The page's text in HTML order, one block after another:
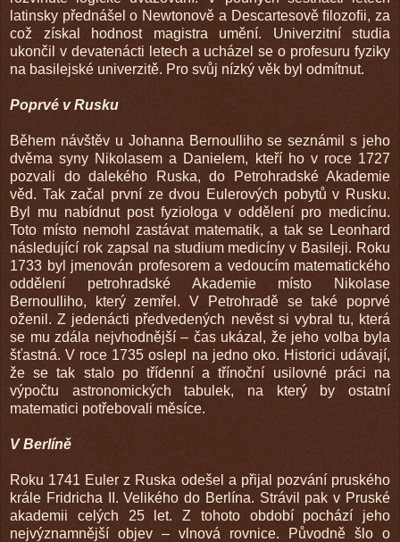
latinsky přednášel o Newtonově a Descartesově ﬁlozoﬁi, za
což získal hodnost magistra umění. Univerzitní studia
ukončil v devatenácti letech a ucházel se o profesuru fyziky
na basilejské univerzitě. Pro svůj nízký věk byl odmítnut.
Poprvé v Rusku
Během návštěv u Johanna Bernoulliho se seznámil s jeho
dvěma syny Nikolasem a Danielem, kteří ho v roce 1727
pozvali do dalekého Ruska, do Petrohradské Akademie
věd. Tak začal první ze dvou Eulerových pobytů v Rusku.
Byl mu nabídnut post fyziologa v oddělení pro medicínu.
Toto místo nemohl zastávat matematik, a tak se Leonhard
následující rok zapsal na studium medicíny v Basileji. Roku
1733 byl jmenován profesorem a vedoucím matematického
oddělení petrohradské Akademie místo Nikolase
Bernoulliho, který zemřel. V Petrohradě se také poprvé
oženil. Z jedenácti předvedených nevěst si vybral tu, která
se mu zdála nejvhodnější – čas ukázal, že jeho volba byla
šťastná. V roce 1735 oslepl na jedno oko. Historici udávají,
že se tak stalo po třídenní a třínoční usilovné práci na
výpočtu astronomických tabulek, na který by ostatní
matematici potřebovali měsíce.
V Berlíně
Roku 1741 Euler z Ruska odešel a přijal pozvání pruského
krále Fridricha II. Velikého do Berlína. Strávil pak v Pruské
akademii celých 25 let. Z tohoto období pochází jeho
nejvýznamnější objev – vlnová rovnice. Původně šlo o